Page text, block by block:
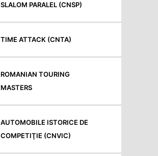
SLALOM PARALEL (CNSP)
TIME ATTACK (CNTA)
ROMANIAN TOURING
MASTERS
AUTOMOBILE ISTORICE DE
COMPETIŢIE (CNVIC)